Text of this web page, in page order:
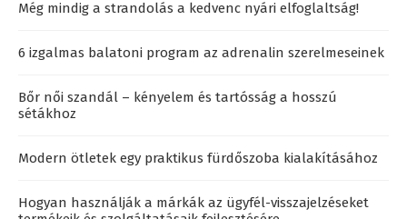
Még mindig a strandolás a kedvenc nyári elfoglaltság!
6 izgalmas balatoni program az adrenalin szerelmeseinek
Bőr női szandál – kényelem és tartósság a hosszú
sétákhoz
Modern ötletek egy praktikus fürdőszoba kialakításához
Hogyan használják a márkák az ügyfél-visszajelzéseket